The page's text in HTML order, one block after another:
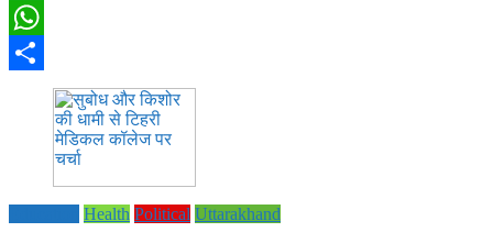
Twitter
WhatsApp
Health Political Uttarakhand